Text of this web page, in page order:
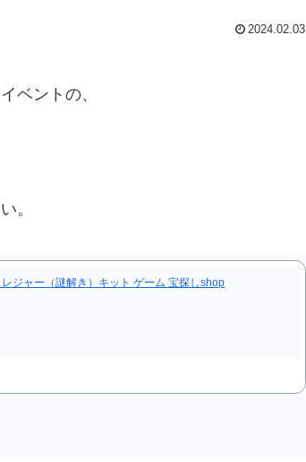
2024.02.03
ベントの、
。
ジャー（謎解き）キット ゲーム 宝探しshop